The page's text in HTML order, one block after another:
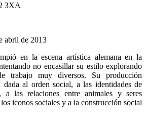
3XA
abril de 2013
en la escena artística alemana en la
no encasillar su estilo explorando
trabajo muy diversos. Su producción
dada al orden social, a las identidades de
a las relaciones entre animales y seres
iconos sociales y a la construcción social